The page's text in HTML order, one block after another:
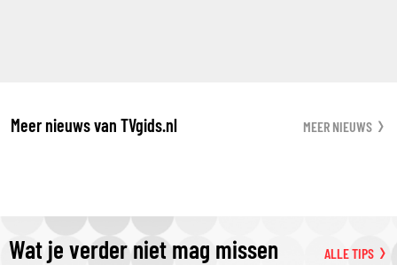
Meer nieuws van TVgids.nl MEER NIEUWS
Wat je verder niet mag missen ALLE TIPS